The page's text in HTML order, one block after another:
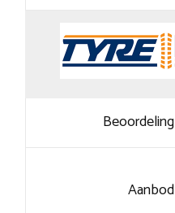
Beoordeling
Aanbod